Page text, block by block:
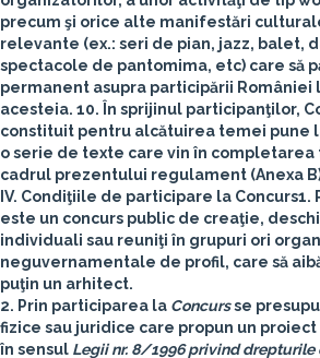
precum şi orice alte manifestări
relevante (ex.: seri de pian, jazz, balet,
spectacole de pantomima, etc) care să
permanent asupra participării României
acesteia. 10. În sprijinul participanţilor,
constituit pentru alcătuirea temei pune
o serie de texte care vin în
cadrul prezentului regulament (Anexa
IV. Condiţiile de participare la Concurs1.
este un concurs public de creaţie,
individuali sau reuniţi în grupuri ori
neguvernamentale de profil, care să
puţin un arhitect.
2. Prin participarea la Concursse
fizice sau juridice care propun un
în sensul Legii nr. 8/1996 privind drepturile